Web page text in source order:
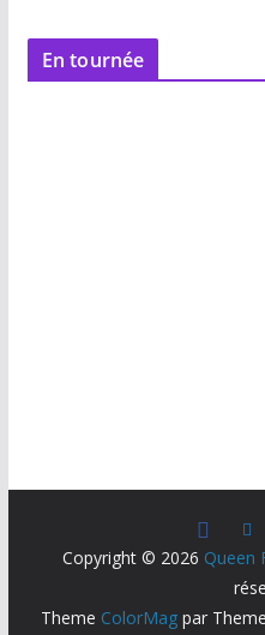
En tournée
Copyright © 2026 Queen
Theme ColorMagpar